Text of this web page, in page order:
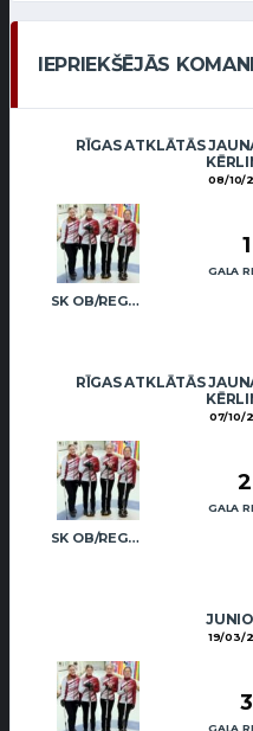
IEPRIEKŠĒJĀS
RĪGAS ATKLĀTĀS
08/10/
SK OB/REGŽA (JUN)
1
GALA
RĪGAS ATKLĀTĀS
07/10/
SK OB/REGŽA (JUN)
2
GALA
19/03/
3